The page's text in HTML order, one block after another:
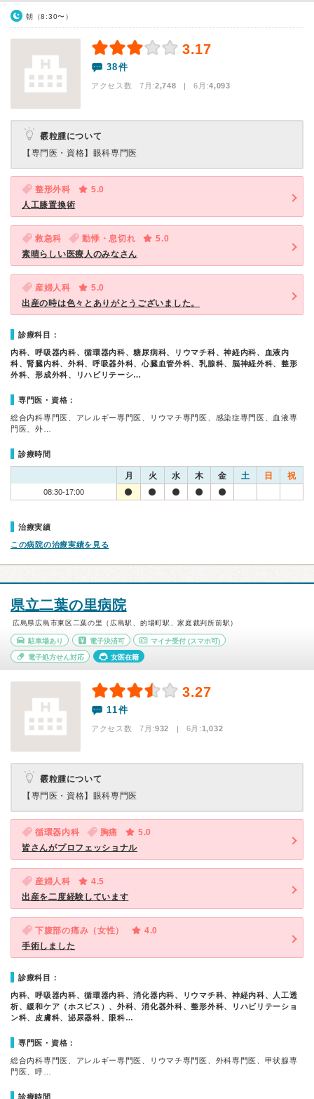
朝（8:30〜）
3.17
38件
アクセス数 7月:2,748 | 6月:4,093
霰粒腫について
【専門医・資格】 眼科専門医
整形外科
5.0
人工膝置換術
救急科 動悸・息切れ
5.0
素晴らしい医療人のみなさん
産婦人科
5.0
出産の時は色々とありがとうございました。
診療科目：
内科、呼吸器内科、循環器内科、糖尿病科、リウマチ科、神経内科、血液内
科、腎臓内科、外科、呼吸器外科、心臓血管外科、乳腺科、脳神経外科、整形
外科、形成外科、リハビリテーシ…
専門医・資格：
総合内科専門医、アレルギー専門医、リウマチ専門医、感染症専門医、血液専
門医、外…
診療時間
月 火 水 木 金 土 日 祝
08:30-17:00
治療実績
この病院の治療実績を見る
県立二葉の里病院
広島県広島市東区二葉の里（広島駅、的場町駅、家庭裁判所前駅）
駐車場あり 電子決済可 マイナ受付 (スマホ可)
電子処方せん対応 女医在籍
3.27
11件
アクセス数 7月:932 | 6月:1,032
霰粒腫について
【専門医・資格】 眼科専門医
循環器内科 胸痛
5.0
皆さんがプロフェッショナル
産婦人科
4.5
出産を二度経験しています
下腹部の痛み（女性）
4.0
手術しました
診療科目：
内科、呼吸器内科、循環器内科、消化器内科、リウマチ科、神経内科、人工透
析、緩和ケア（ホスピス）、外科、消化器外科、整形外科、リハビリテーショ
ン科、皮膚科、泌尿器科、眼科…
専門医・資格：
総合内科専門医、アレルギー専門医、リウマチ専門医、外科専門医、甲状腺専
門医、呼…
診療時間